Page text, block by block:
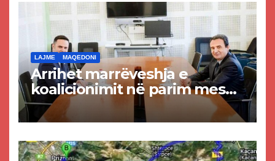
LAJME MAQEDONI
Arrihet marrëveshja e
koalicionimit në parim mes
Kurtit dhe Abdixhikut